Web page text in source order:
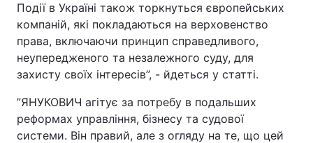
Події в Україні також торкнуться європейських
компаній, які покладаються на верховенство
права, включаючи принцип справедливого,
неупередженого та незалежного суду, для
захисту своїх інтересів”, - йдеться у статті.
”ЯНУКОВИЧ агітує за потребу в подальших
реформах управління, бізнесу та судової
системи. Він правий, але з огляду на те, що цей